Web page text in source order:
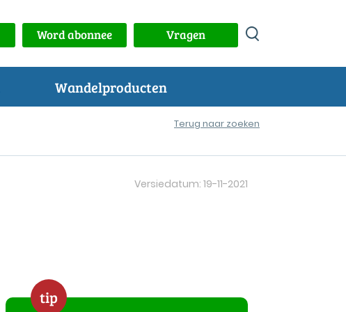
Word abonnee Vragen
Wandelproducten
Terug naar zoeken
Versiedatum: 19-11-2021
tip